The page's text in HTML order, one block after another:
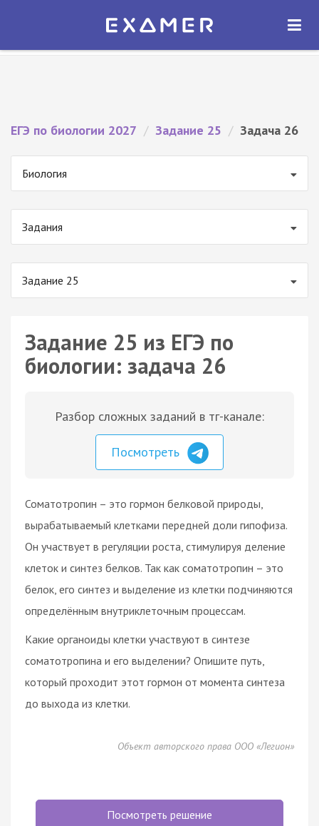
Экзамер — ЕГЭ 2027
ОТКРЫТЬ
ЕГЭ по биологии 2027 / Задание 25 / Задача 26
Биология
Задания
Задание 25
Задание 25 из ЕГЭ по
биологии: задача 26
Разбор сложных заданий в тг-канале:
Посмотреть
Соматотропин – это гормон белковой природы,
вырабатываемый клетками передней доли гипофиза.
Он участвует в регуляции роста, стимулируя деление
клеток и синтез белков. Так как соматотропин – это
белок, его синтез и выделение из клетки подчиняются
определённым внутриклеточным процессам.
Какие органоиды клетки участвуют в синтезе
соматотропина и его выделении? Опишите путь,
который проходит этот гормон от момента синтеза
до выхода из клетки.
Объект авторского права ООО «Легион»
Посмотреть решение